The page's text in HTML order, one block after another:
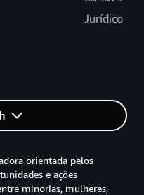
Jurídico
orientada pelos
e ações
minorias, mulheres,